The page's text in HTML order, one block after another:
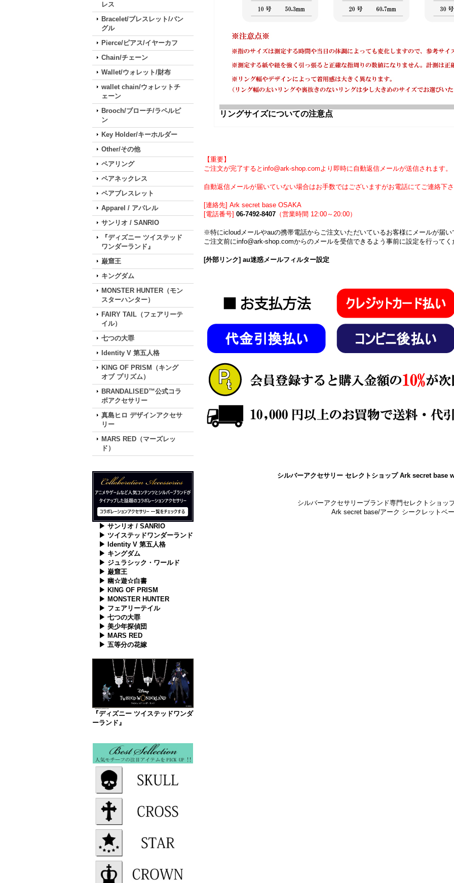
レス
Bracelet/ブレスレット/バン
グル
Pierce/ピアス/イヤーカフ
Chain/チェーン
Wallet/ウォレット/財布
wallet chain/ウォレットチ
ェーン
Brooch/ブローチ/ラペルピ
ン
Key Holder/キーホルダー
Other/その他
ペアリング
ペアネックレス
ペアブレスレット
Apparel / アパレル
サンリオ / SANRIO
『ディズニー ツイステッド
ワンダーランド』
巌窟王
キングダム
MONSTER HUNTER（モン
スターハンター）
FAIRY TAIL（フェアリーテ
イル）
七つの大罪
Identity V 第五人格
KING OF PRISM（キング
オブ プリズム）
BRANDALISED™公式コラ
ボアクセサリー
真島ヒロ デザインアクセサ
リー
MARS RED（マーズレッ
ド）
▶ サンリオ / SANRIO
▶ ツイステッドワンダーランド
▶ Identity V 第五人格
▶ キングダム
▶ ジュラシック・ワールド
▶ 巌窟王
▶ 幽☆遊☆白書
▶ KING OF PRISM
▶ MONSTER HUNTER
▶ フェアリーテイル
▶ 七つの大罪
▶ 美少年探偵団
▶ MARS RED
▶ 五等分の花嫁
『ディズニー ツイステッドワンダ
ーランド』
リングサイズについての注意点
【重要】
ご注文が完了するとinfo@ark-shop.comより即時に自動返信メールが送信されます。
自動返信メールが届いていない場合はお手数ではございますがお電話にてご連絡下
[連絡先] Ark secret base OSAKA
[電話番号] 06-7492-8407 （営業時間 12:00～20:00）
※特にicloudメールやauの携帯電話からご注文いただいているお客様にメールが届
ご注文前にinfo@ark-shop.comからのメールを受信できるよう事前に設定を行ってく
[外部リンク] au迷惑メールフィルター設定
シルバーアクセサリー セレクトショップ Ark secret base
シルバーアクセサリーブランド専門セレクトショ
Ark secret base/アーク シークレットベ